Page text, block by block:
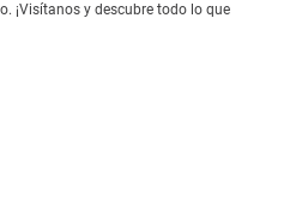
¡Visítanos y descubre todo lo que